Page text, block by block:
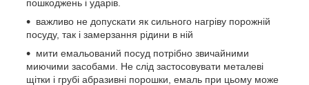
пошкоджень і ударів.
важливо не допускати як сильного нагріву порожній
посуду, так і замерзання рідини в ній
мити емальований посуд потрібно звичайними
миючими засобами. Не слід застосовувати металеві
щітки і грубі абразивні порошки, емаль при цьому може